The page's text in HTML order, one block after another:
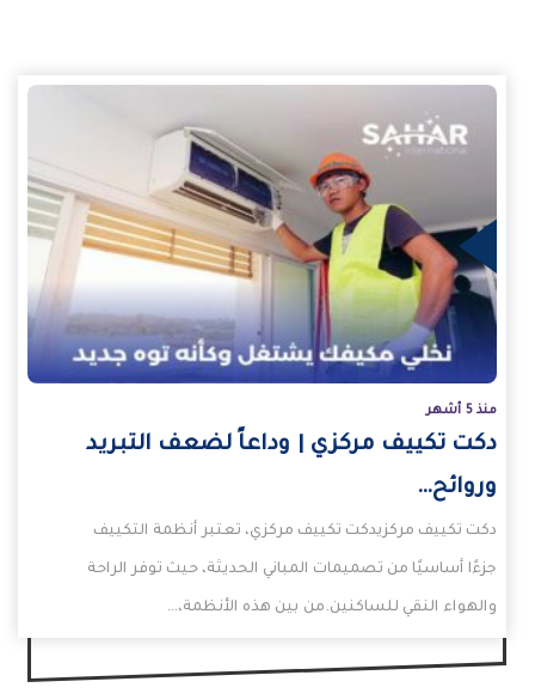
منذ 5 أشهر
دكت تكييف مركزي | وداعاً لضعف التبريد
وروائح…
دكت تكييف مركزيدكت تكييف مركزي، تعتبر أنظمة التكييف
جزءًا أساسيًا من تصميمات المباني الحديثة، حيث توفر الراحة
والهواء النقي للساكنين.من بين هذه الأنظمة،…